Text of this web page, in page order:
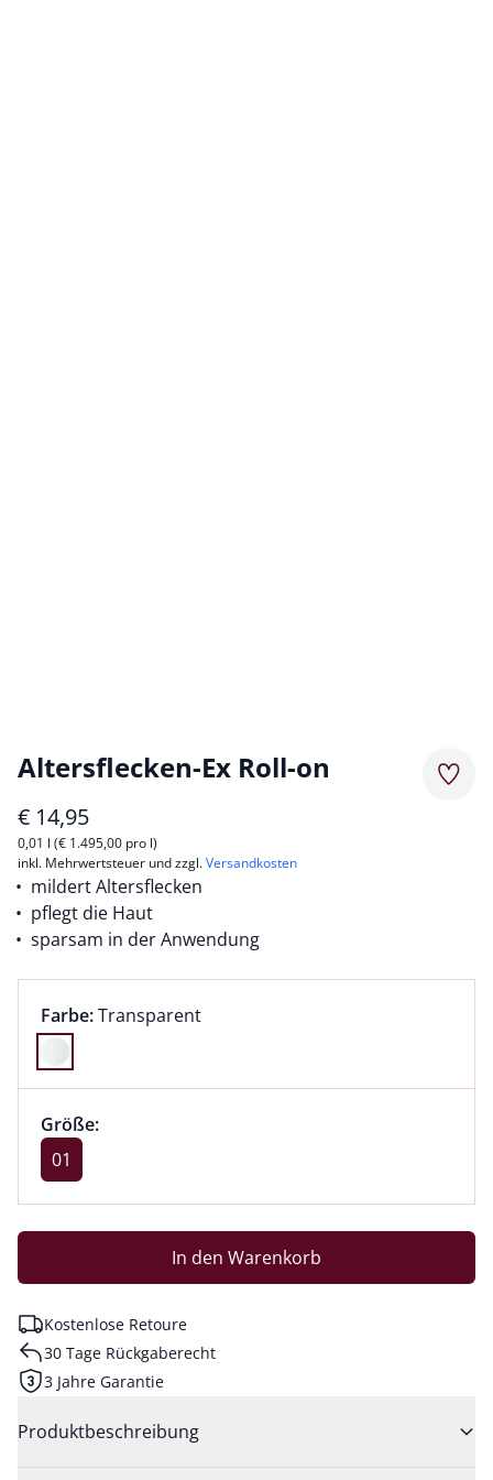
Altersflecken-Ex Roll-on
€ 14,95
0,01 l (€ 1.495,00 pro l)
inkl. Mehrwertsteuer und zzgl.Versandkosten
mildert Altersflecken
pflegt die Haut
sparsam in der Anwendung
Farbauswahl:
Farbe:aktuell ausgewählt:
Transparent
Farbe Transparent ausgewählt
Größenauswahl:
Größe:
Größe 01 ausgewählt
01
In den Warenkorb
Kostenlose Retoure
30 Tage Rückgaberecht
3 Jahre Garantie
Produktbeschreibung